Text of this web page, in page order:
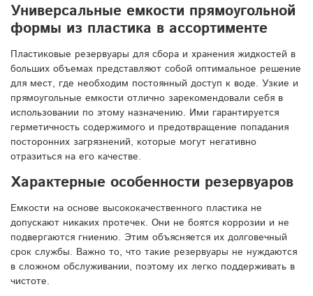
Универсальные емкости прямоугольной
формы из пластика в ассортименте
Пластиковые резервуары для сбора и хранения жидкостей в
больших объемах представляют собой оптимальное решение
для мест, где необходим постоянный доступ к воде. Узкие и
прямоугольные емкости отлично зарекомендовали себя в
использовании по этому назначению. Ими гарантируется
герметичность содержимого и предотвращение попадания
посторонних загрязнений, которые могут негативно
отразиться на его качестве.
Характерные особенности резервуаров
Емкости на основе высококачественного пластика не
допускают никаких протечек. Они не боятся коррозии и не
подвергаются гниению. Этим объясняется их долговечный
срок службы. Важно то, что такие резервуары не нуждаются
в сложном обслуживании, поэтому их легко поддерживать в
чистоте.